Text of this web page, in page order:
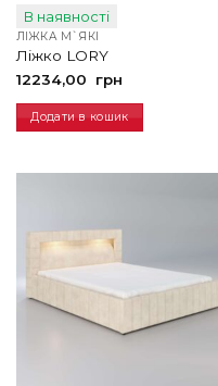
В наявності
ЛІЖКА М`ЯКІ
Ліжко LORY
12234,00
грн
Додати в кошик